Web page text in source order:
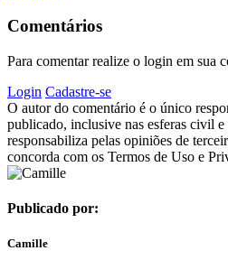
Comentários
Para comentar realize o login em sua
Login Cadastre-se
O autor do comentário é o único
publicado, inclusive nas esferas civil e
responsabiliza pelas opiniões de
concorda com os Termos de Uso e
Publicado por:
Camille